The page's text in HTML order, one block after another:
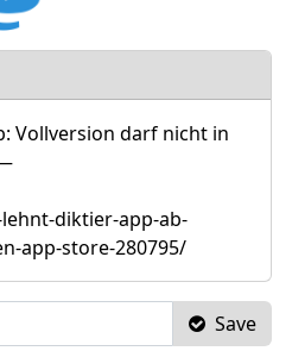
Vollversion darf nicht in
diktier-app-ab-
app-store-280795/
Save